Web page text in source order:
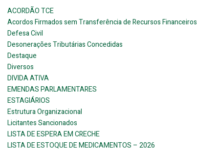
ACORDÃO TCE
Acordos Firmados sem Transferência de Recursos Financeiros
Defesa Civil
Desonerações Tributárias Concedidas
Destaque
Diversos
DIVIDA ATIVA
EMENDAS PARLAMENTARES
ESTAGIÁRIOS
Estrutura Organizacional
Licitantes Sancionados
LISTA DE ESPERA EM CRECHE
LISTA DE ESTOQUE DE MEDICAMENTOS – 2026